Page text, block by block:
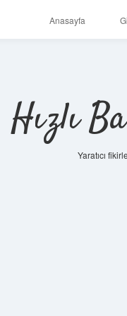
Anasayfa
Hızlı
Yaratıcı